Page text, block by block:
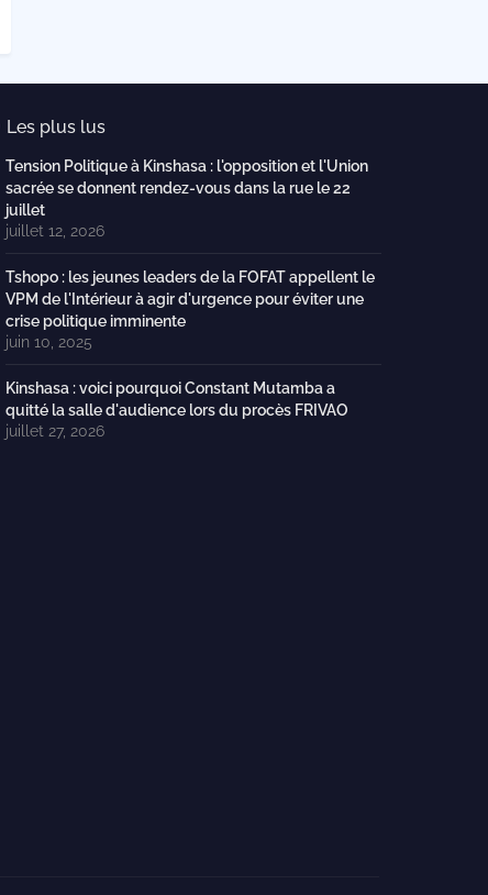
Les plus lus
Tension Politique à Kinshasa : l'opposition et l'Union
sacrée se donnent rendez-vous dans la rue le 22
juillet
juillet 12, 2026
Tshopo : les jeunes leaders de la FOFAT appellent le
VPM de l'Intérieur à agir d'urgence pour éviter une
crise politique imminente
juin 10, 2025
Kinshasa : voici pourquoi Constant Mutamba a
quitté la salle d'audience lors du procès FRIVAO
juillet 27, 2026